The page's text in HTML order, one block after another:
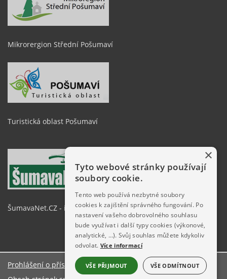
Mikrorergion Střední Pošumaví
Turistická oblast Pošumaví
ŠumavaNet.CZ - informace o regionu
Prohlášení o přístupnosti
×
Tyto webové stránky používají
soubory cookie.
Tento web používá nezbytné soubory
cookies k zajištění správného fungování. Po
nastavení vašeho dobrovolného souhlasu
bude využívat i další typy cookies (výkonové,
analytické, …). Svůj souhlas můžete kdykoliv
odvolat. Více informací
VŠE PŘIJMOUT VŠE ODMÍTNOUT